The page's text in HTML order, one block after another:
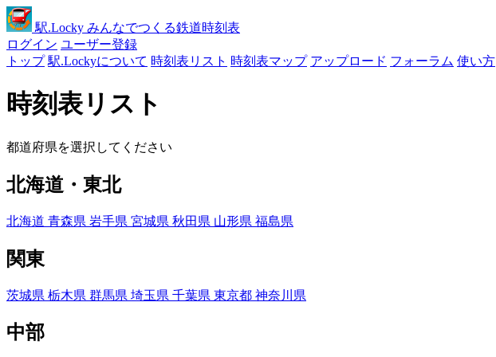
駅.Locky みんなでつくる鉄道時刻表
ログイン ユーザー登録
トップ 駅.Lockyについて 時刻表リスト 時刻表マップ アップロード フォーラム 使い方
時刻表リスト
都道府県を選択してください
北海道・東北
北海道 青森県 岩手県 宮城県 秋田県 山形県 福島県
関東
茨城県 栃木県 群馬県 埼玉県 千葉県 東京都 神奈川県
中部